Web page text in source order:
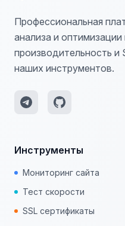
Профессиональная
анализа и
производительность
наших инструментов.
Инструменты
Мониторинг сайта
Тест скорости
SSL сертификаты